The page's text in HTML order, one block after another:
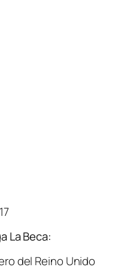
La Beca:
del Reino Unido